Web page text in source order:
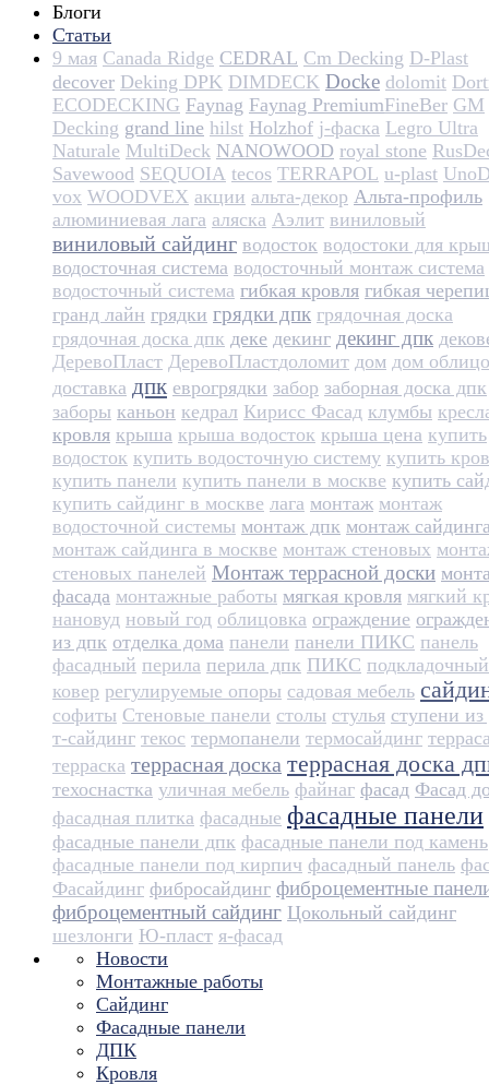
Блоги
Статьи
9 мая Canada Ridge CEDRAL Cm Decking D-Plast
decover Deking DPK DIMDECK Docke dolomit
ECODECKING Faynag Faynag Premium​​​​​​​​​​FineBer GM
Decking grand line hilst Holzhof j-фаска Legro Ultra
Naturale MultiDeck NANOWOOD royal stone
Savewood SEQUOIA tecos TERRAPOL u-plast
vox WOODVEX акции альта-декор Альта-профиль
алюминиевая лага аляска Аэлит виниловый
виниловый сайдинг водосток водостоки для
водосточная система водосточный монтаж система
водосточный система гибкая кровля гибкая
гранд лайн грядки грядки дпк грядочная доска
грядочная доска дпк деке декинг декинг дпк
ДеревоПласт ДеревоПласт​доломит дом дом
доставка дпк еврогрядки забор заборная доска дпк
заборы каньон кедрал Кирисс Фасад клумбы
кровля крыша крыша водосток крыша цена купить
водосток купить водосточную систему купить
купить панели купить панели в москве купить
купить сайдинг в москве лага монтаж монтаж
водосточной системы монтаж дпк монтаж
монтаж сайдинга в москве монтаж стеновых
стеновых панелей Монтаж террасной доски
фасада монтажные работы мягкая кровля мягкий
нановуд новый год облицовка ограждение
из дпк отделка дома панели панели ПИКС панель
фасадный перила перила дпк ПИКС подкладочный
ковер регулируемые опоры садовая мебель
софиты Стеновые панели столы стулья ступени
т-сайдинг текос термопанели термосайдинг
терраска террасная доска террасная доска
техоснастка уличная мебель файнаг фасад Фасад
фасадная плитка фасадные фасадные панели
фасадные панели дпк фасадные панели под камень
фасадные панели под кирпич фасадный панель
Фасайдинг фибросайдинг фиброцементные
фиброцементный сайдинг Цокольный сайдинг
шезлонги Ю-пласт я-фасад
Новости
Монтажные работы
Сайдинг
Фасадные панели
ДПК
Кровля